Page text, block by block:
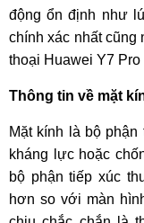
động ổn định như
chính xác nhất cũng
thoại Huawei Y7 Pro
Thông tin về mặt
Mặt kính là bộ
kháng lực hoặc
bộ phận tiếp xúc
hơn so với màn